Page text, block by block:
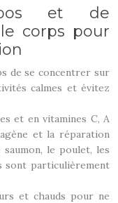
et de
corps pour
de se concentrer sur
calmes et évitez
et en vitamines C, A
et la réparation
le poulet, les
sont particulièrement
et chauds pour ne